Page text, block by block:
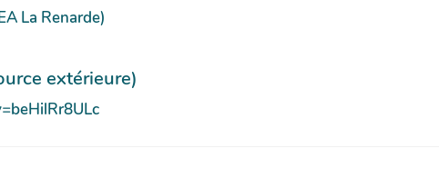
La Renarde)
extérieure)